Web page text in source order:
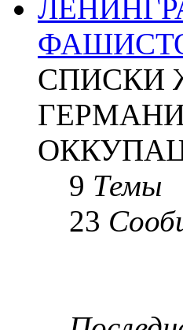
СПИСКИ
9 Темы
23